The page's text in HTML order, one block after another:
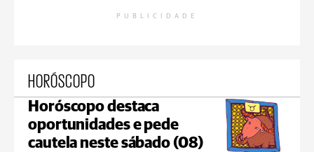
PUBLICIDADE
HORÓSCOPO
Horóscopo destaca
oportunidades e pede
cautela neste sábado (08)